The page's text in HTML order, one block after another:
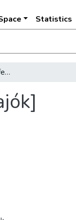
Statistics
[Királyi Várpalota a Duna felől, előtérben hajók]